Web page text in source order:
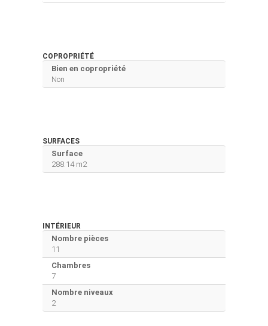
COPROPRIÉTÉ
Bien en copropriété
Non
SURFACES
Surface
288.14 m2
INTÉRIEUR
Nombre pièces
11
Chambres
7
Nombre niveaux
2